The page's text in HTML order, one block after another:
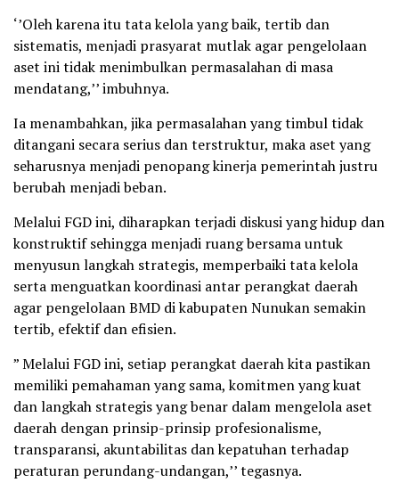
‘’Oleh karena itu tata kelola yang baik, tertib dan
sistematis, menjadi prasyarat mutlak agar pengelolaan
aset ini tidak menimbulkan permasalahan di masa
mendatang,’’ imbuhnya.
Ia menambahkan, jika permasalahan yang timbul tidak
ditangani secara serius dan terstruktur, maka aset yang
seharusnya menjadi penopang kinerja pemerintah justru
berubah menjadi beban.
Melalui FGD ini, diharapkan terjadi diskusi yang hidup dan
konstruktif sehingga menjadi ruang bersama untuk
menyusun langkah strategis, memperbaiki tata kelola
serta menguatkan koordinasi antar perangkat daerah
agar pengelolaan BMD di kabupaten Nunukan semakin
tertib, efektif dan efisien.
” Melalui FGD ini, setiap perangkat daerah kita pastikan
memiliki pemahaman yang sama, komitmen yang kuat
dan langkah strategis yang benar dalam mengelola aset
daerah dengan prinsip-prinsip profesionalisme,
transparansi, akuntabilitas dan kepatuhan terhadap
peraturan perundang-undangan,’’ tegasnya.